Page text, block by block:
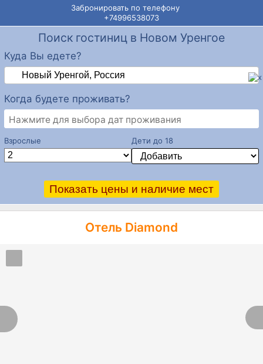
Забронировать по телефону
+74996538073
Отель Diamond
Поиск гостиниц в Новом Уренгое
Куда Вы едете?
Когда будете проживать?
Нажмите для выбора дат проживания
Взрослые Дети до 18